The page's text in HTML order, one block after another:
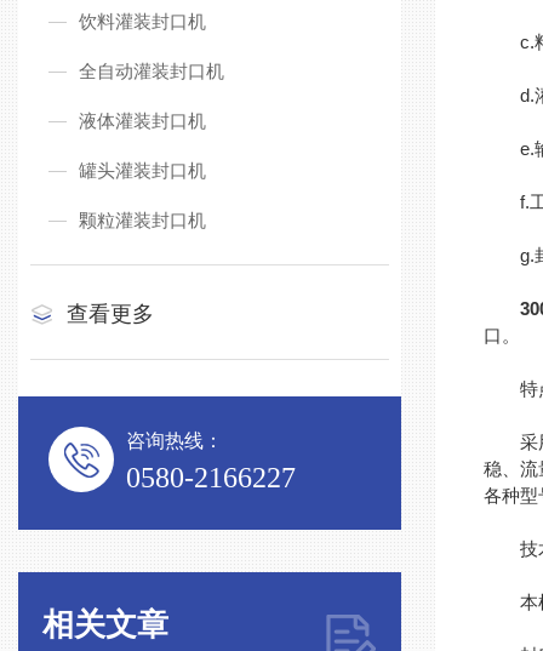
饮料灌装封口机
全自动灌装封口机
液体灌装封口机
罐头灌装封口机
颗粒灌装封口机
查看更多
咨询热线：
0580-2166227
相关文章
c.料
d.灌
e.输
f.工
g.封
口。
特
采用
稳、流
各种型
技
本机